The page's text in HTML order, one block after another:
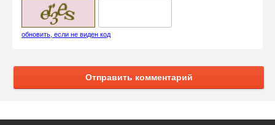
обновить, если не виден код
Отправить комментарий